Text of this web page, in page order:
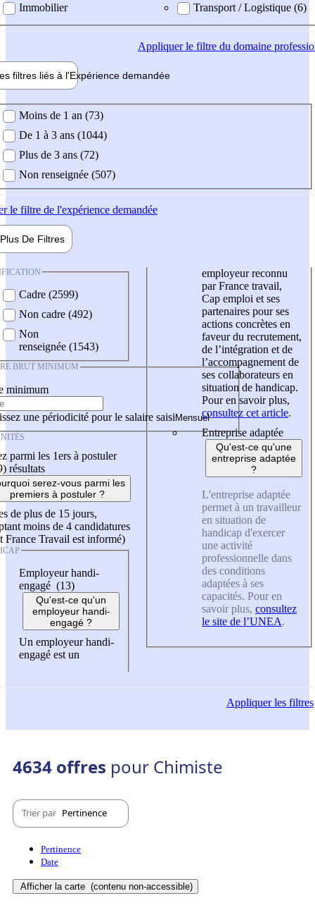
Immobilier
Transport / Logistique (6)
Appliquerle filtre du domaine
filtres liés à l'Expérience demandée
demandée
Moins de 1 an (73)
De 1 à 3 ans (1044)
Plus de 3 ans (72)
Non renseignée (507)
le filtre de l'expérience demandée
Plus De Filtres
Cadre (2599)
Non cadre (492)
Non
renseignée (1543)
BRUT MINIMUM
minimum
une périodicité pour le salaire saisi
parmi les 1ers à postuler
résultats
serez-vous parmi les
premiers à postuler ?
de plus de 15 jours,
moins de 4 candidatures
France Travail est informé)
Employeur handi-
engagé (13)
Qu'est-ce qu'un
employeur handi-
engagé ?
Un employeur handi-
engagé est un
employeur reconnu
par France travail,
Cap emploi et ses
partenaires pour ses
actions concrètes en
faveur du recrutement,
de l’intégration et de
l’accompagnement de
ses collaborateurs en
situation de handicap.
Pour en savoir plus,
consultez cet article.
Entreprise adaptée
Qu'est-ce qu'une
entreprise adaptée
?
L'entreprise adaptée
permet à un travailleur
en situation de
handicap d'exercer
une activité
professionnelle dans
des conditions
adaptées à ses
capacités. Pour en
savoir plus, consultez
le site de l’UNEA.
Appliquerles filtres
4634 offres pour Chimiste
Trier par Pertinence
Pertinence
Date
Afficher la carte (contenu non-accessible)